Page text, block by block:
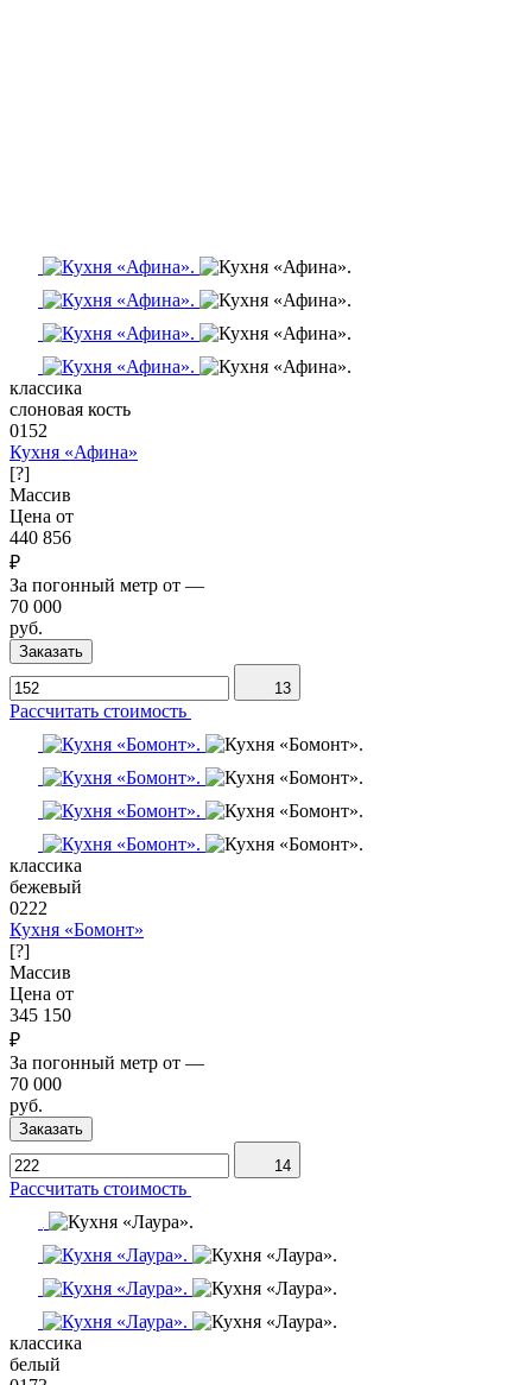
классика
слоновая кость
0152
Кухня «Афина»
[?]
Массив
Цена от
440 856
₽
За погонный метр от —
70 000
руб.
Заказать
13
Рассчитать стоимость
классика
бежевый
0222
Кухня «Бомонт»
[?]
Массив
Цена от
345 150
₽
За погонный метр от —
70 000
руб.
Заказать
14
Рассчитать стоимость
классика
белый